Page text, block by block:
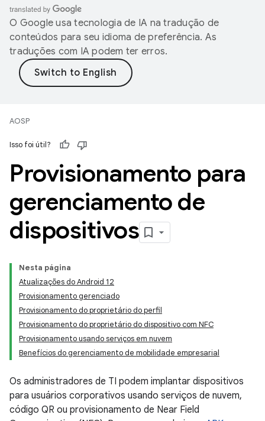
O Google usa tecnologia de IA na tradução de
conteúdos para seu idioma de preferência. As
traduções com IA podem ter erros.
AOSP
Isso foi útil?
Provisionamento para
gerenciamento de
dispositivos
Nesta página
Atualizações do Android 12
Provisionamento gerenciado
Provisionamento do proprietário do perfil
Provisionamento do proprietário do dispositivo com NFC
Provisionamento usando serviços em nuvem
Benefícios do gerenciamento de mobilidade empresarial
Os administradores de TI podem implantar dispositivos
para usuários corporativos usando serviços de nuvem,
código QR ou provisionamento de Near Field